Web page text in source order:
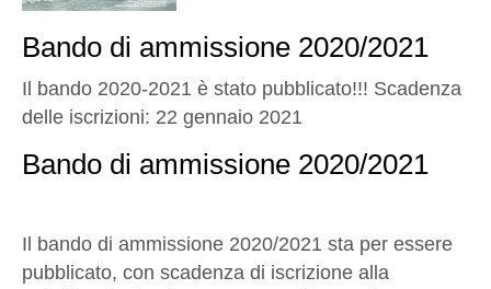
Bando di ammissione 2020/2021
Il bando 2020-2021 è stato pubblicato!!! Scadenza
delle iscrizioni: 22 gennaio 2021
Bando di ammissione 2020/2021
Il bando di ammissione 2020/2021 sta per essere
pubblicato, con scadenza di iscrizione alla